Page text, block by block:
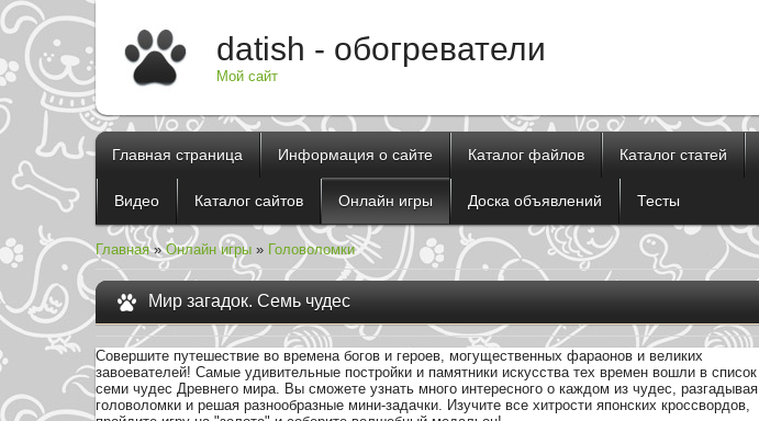
datish - обогреватели
Мой сайт
Главная страница Информация о сайте Каталог файлов Каталог статей
Видео Каталог сайтов Онлайн игры Доска объявлений Тесты
Главная»Онлайн игры » Головоломки
Мир загадок. Семь чудес
Совершите путешествие во времена богов и героев, могущественных фараонов и великих
завоевателей! Самые удивительные постройки и памятники искусства тех времен вошли в список
семи чудес Древнего мира. Вы сможете узнать много интересного о каждом из чудес, разгадывая
головоломки и решая разнообразные мини-задачки. Изучите все хитрости японских кроссвордов,